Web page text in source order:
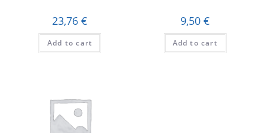
23,76€
Add to cart
9,50 €
Add to cart